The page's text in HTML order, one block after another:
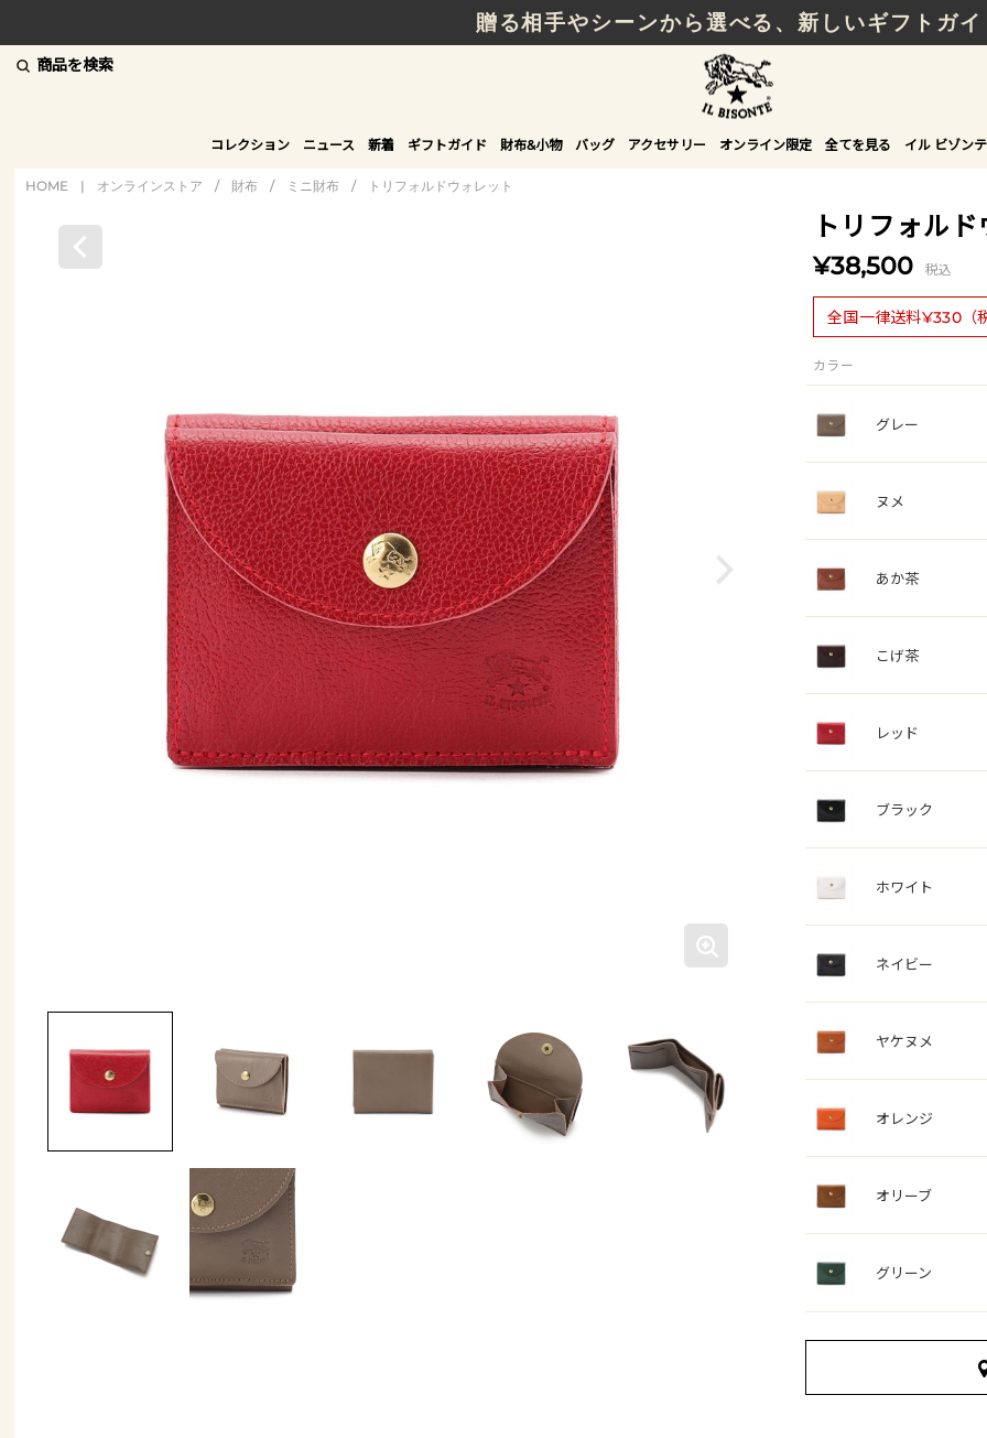
贈る相手やシーンから選べる、新しいギフトガイ
商品を検索
コレクション ニュース 新着 ギフトガイド 財布&小物 バッグ アクセサリー オンライン限定 全てを見る イル ビゾン
HOME | オンラインストア / 財布 / ミニ財布 / トリフォルドウォレット
トリフォル
¥38,500 税込
全国一律送料¥330（
カラー
グレー
ヌメ
あか茶
こげ茶
レッド
ブラック
ホワイト
ネイビー
ヤケヌメ
オレンジ
オリーブ
グリーン